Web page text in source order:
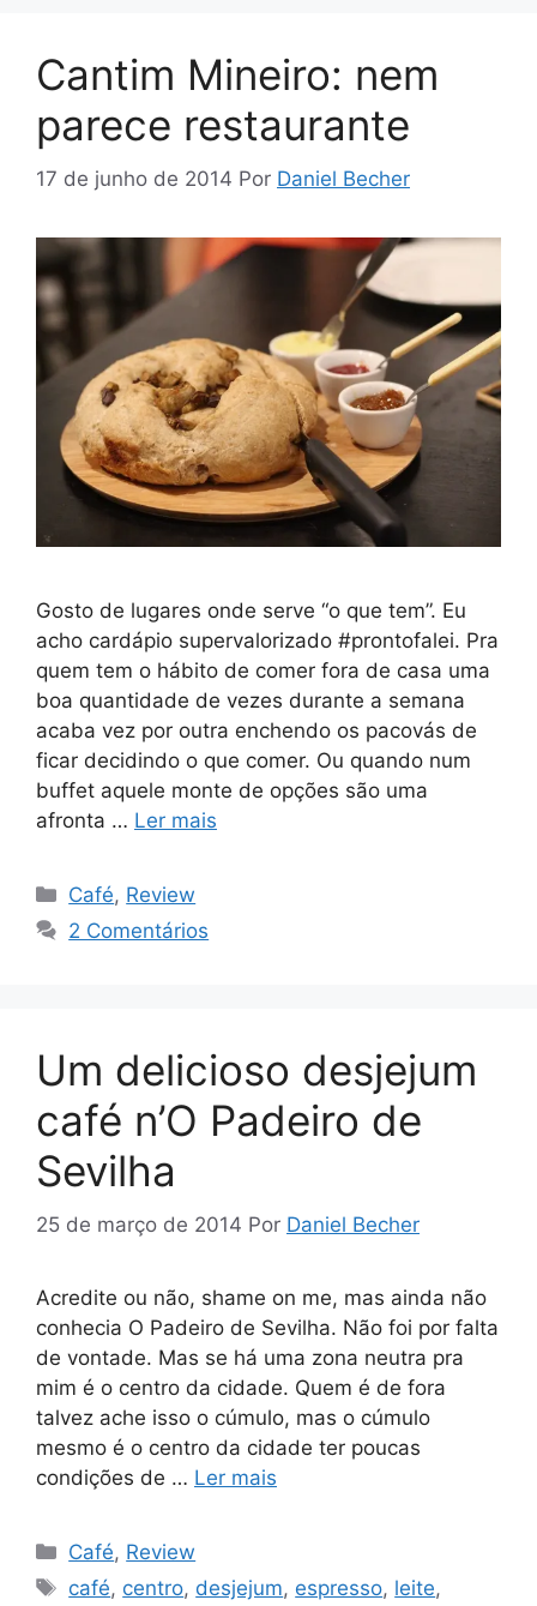
Cantim Mineiro: nem
parece restaurante
17 de junho de 2014 Por Daniel Becher
Gosto de lugares onde serve “o que tem”. Eu
acho cardápio supervalorizado #prontofalei. Pra
quem tem o hábito de comer fora de casa uma
boa quantidade de vezes durante a semana
acaba vez por outra enchendo os pacovás de
ficar decidindo o que comer. Ou quando num
buffet aquele monte de opções são uma
afronta … Ler mais
Categorias
Café, Review
2 Comentários
Um delicioso desjejum
café n’O Padeiro de
Sevilha
25 de março de 2014 Por Daniel Becher
Acredite ou não, shame on me, mas ainda não
conhecia O Padeiro de Sevilha. Não foi por falta
de vontade. Mas se há uma zona neutra pra
mim é o centro da cidade. Quem é de fora
talvez ache isso o cúmulo, mas o cúmulo
mesmo é o centro da cidade ter poucas
condições de … Ler mais
Categorias
Café, Review
Tags
café, centro, desjejum, espresso, leite,